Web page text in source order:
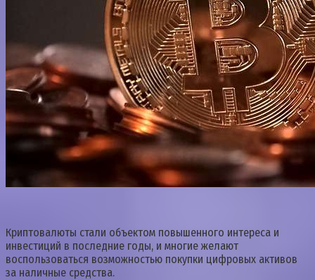
Криптовалюты стали объектом повышенного интереса и
инвестиций в последние годы, и многие желают
воспользоваться возможностью покупки цифровых активов
за наличные средства.